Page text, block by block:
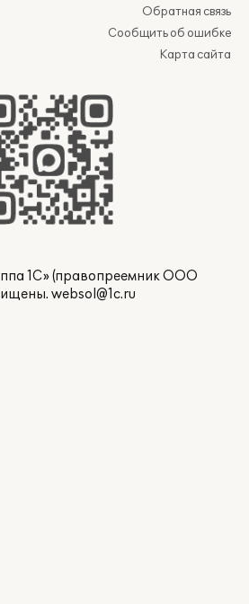
Обратная связь
Сообщить об ошибке
Карта сайта
1С» (правопреемник ООО
websol@1c.ru